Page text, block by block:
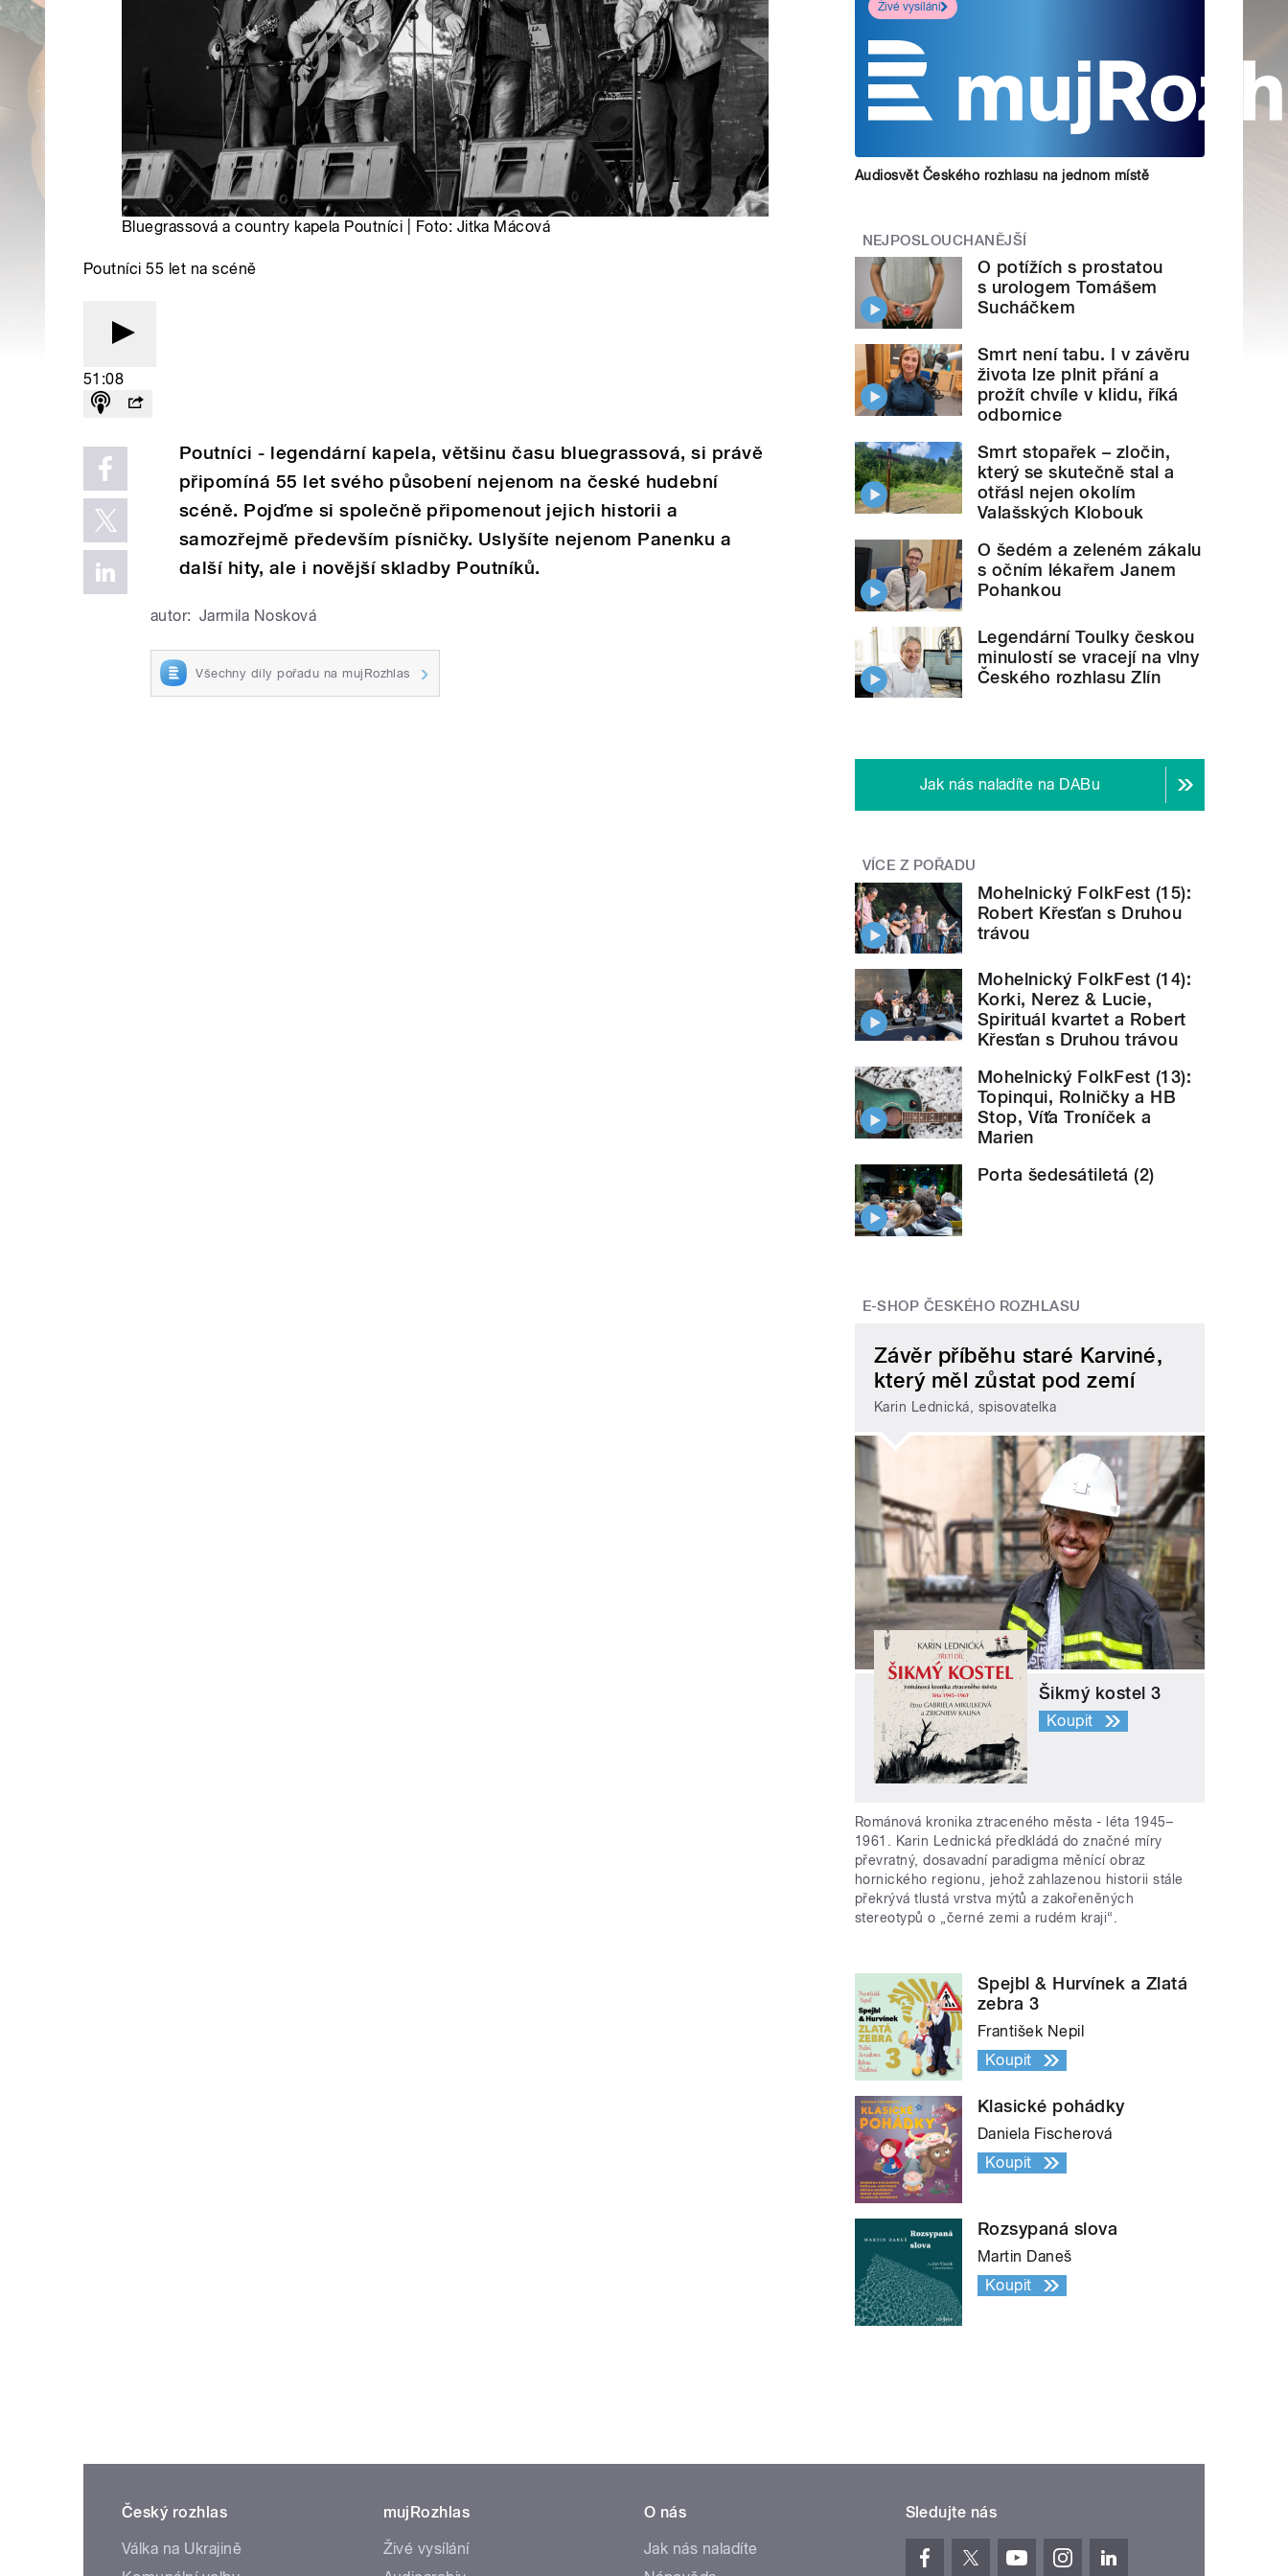
Bluegrassová a country kapela Poutníci | Foto: Jitka Mácová
Poutníci 55 let na scéně
51:08
Poutníci - legendární kapela, většinu času bluegrassová, si právě
připomíná 55 let svého působení nejenom na české hudební
scéně. Pojďme si společně připomenout jejich historii a
samozřejmě především písničky. Uslyšíte nejenom Panenku a
další hity, ale i novější skladby Poutníků.
autor: Jarmila Nosková
Všechny díly pořadu na mujRozhlas
Živé vysílání
Audiosvět Českého rozhlasu na jednom místě
NEJPOSLOUCHANĚJŠÍ
O potížích s prostatou
s urologem Tomášem
Sucháčkem
Smrt není tabu. I v závěru
života lze plnit přání a
prožít chvíle v klidu, říká
odbornice
Smrt stopařek – zločin,
který se skutečně stal a
otřásl nejen okolím
Valašských Klobouk
O šedém a zeleném zákalu
s očním lékařem Janem
Pohankou
Legendární Toulky českou
minulostí se vracejí na vlny
Českého rozhlasu Zlín
Jak nás naladíte na DABu
VÍCE Z POŘADU
Mohelnický FolkFest (15):
Robert Křesťan s Druhou
trávou
Mohelnický FolkFest (14):
Korki, Nerez & Lucie,
Spirituál kvartet a Robert
Křesťan s Druhou trávou
Mohelnický FolkFest (13):
Topinqui, Rolničky a HB
Stop, Víťa Troníček a
Marien
Porta šedesátiletá (2)
E-SHOP ČESKÉHO ROZHLASU
Závěr příběhu staré Karviné,
který měl zůstat pod zemí
Karin Lednická, spisovatelka
Šikmý kostel 3
Koupit
Románová kronika ztraceného města - léta 1945–
1961. Karin Lednická předkládá do značné míry
převratný, dosavadní paradigma měnící obraz
hornického regionu, jehož zahlazenou historii stále
překrývá tlustá vrstva mýtů a zakořeněných
stereotypů o „černé zemi a rudém kraji“.
Spejbl & Hurvínek a Zlatá
zebra 3
František Nepil
Koupit
Klasické pohádky
Daniela Fischerová
Koupit
Rozsypaná slova
Martin Daneš
Koupit
Český rozhlas
Válka na Ukrajině
mujRozhlas
Živé vysílání
O nás
Jak nás naladíte
Sledujte nás